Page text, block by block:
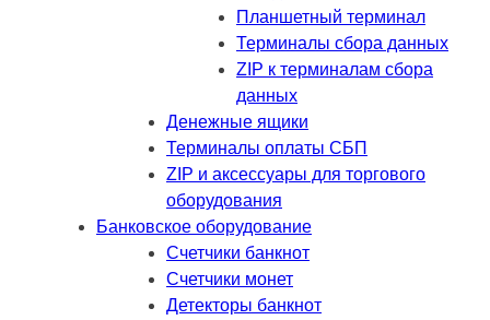
Планшетный терминал
Терминалы сбора данных
ZIP к терминалам сбора
данных
Денежные ящики
Терминалы оплаты СБП
ZIP и аксессуары для торгового
оборудования
Банковское оборудование
Счетчики банкнот
Счетчики монет
Детекторы банкнот